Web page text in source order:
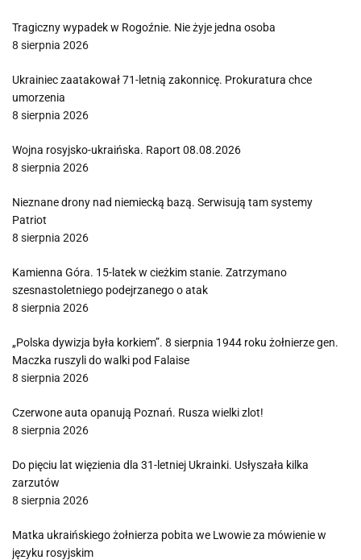
Tragiczny wypadek w Rogoźnie. Nie żyje jedna osoba
8 sierpnia 2026
Ukrainiec zaatakował 71-letnią zakonnicę. Prokuratura chce
umorzenia
8 sierpnia 2026
Wojna rosyjsko-ukraińska. Raport 08.08.2026
8 sierpnia 2026
Nieznane drony nad niemiecką bazą. Serwisują tam systemy
Patriot
8 sierpnia 2026
Kamienna Góra. 15-latek w cieżkim stanie. Zatrzymano
szesnastoletniego podejrzanego o atak
8 sierpnia 2026
„Polska dywizja była korkiem”. 8 sierpnia 1944 roku żołnierze gen.
Maczka ruszyli do walki pod Falaise
8 sierpnia 2026
Czerwone auta opanują Poznań. Rusza wielki zlot!
8 sierpnia 2026
Do pięciu lat więzienia dla 31-letniej Ukrainki. Usłyszała kilka
zarzutów
8 sierpnia 2026
Matka ukraińskiego żołnierza pobita we Lwowie za mówienie w
języku rosyjskim